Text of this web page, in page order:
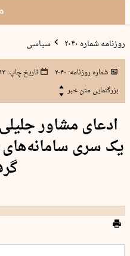
روزنامه شماره ۲۰۴۰ سیاسی
شماره روزنامه: ۲۰۴۰ تاریخ چاپ:
بزرگنمایی متن خبر
ادعای مشاور
یک سری